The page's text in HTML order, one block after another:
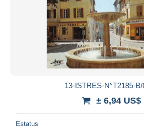
13-ISTRES-N°T2185-B/
± 6,94 US$
Estatus